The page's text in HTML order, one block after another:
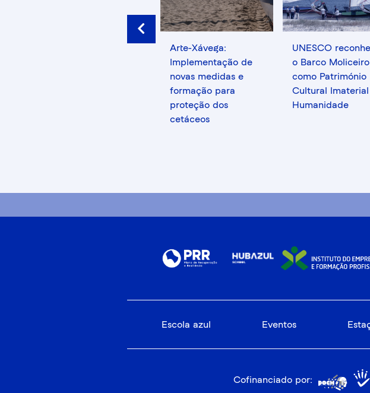
Prev
Arte-Xávega:
Implementação de
novas medidas e
formação para
proteção dos
cetáceos
UNESCO
o Barco Moliceiro
como Património
Cultural
Humanidade
Escola azul Eventos
Cofinanciado por: